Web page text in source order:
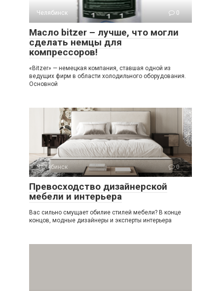
Челябинск 0
Масло bitzer – лучше, что могли
сделать немцы для
компрессоров!
«Bitzer» — немецкая компания, ставшая одной из
ведущих фирм в области холодильного оборудования.
Основной
Челябинск 0
Превосходство дизайнерской
мебели и интерьера
Вас сильно смущает обилие стилей мебели? В конце
концов, модные дизайнеры и эксперты интерьера